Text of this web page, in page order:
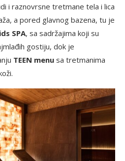
i raznovrsne tretmane tela i lica
a pored glavnog bazena, tu je
SPA, sa sadržajima koji su
gostiju, dok je
TEEN menu sa tretmanima